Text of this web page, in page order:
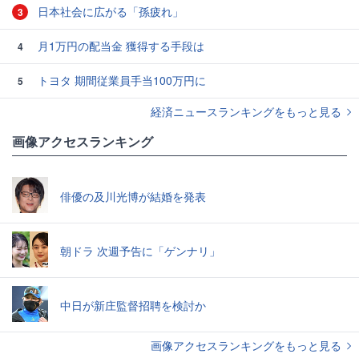
3 日本社会に広がる「孫疲れ」
4 月1万円の配当金 獲得する手段は
5
トヨタ 期間従業員手当100万円に
経済ニュースランキングをもっと見る
画像アクセスランキング
俳優の及川光博が結婚を発表
朝ドラ 次週予告に「ゲンナリ」
中日が新庄監督招聘を検討か
画像アクセスランキングをもっと見る